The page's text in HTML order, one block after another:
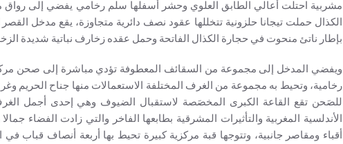
مشربية احتلت أعالي الطابق العلوي وحشر أسفلها سلم رخامي يفضي إلى
الكذال حملت تيجانا حلزونية تتخللها عقود نصف دائرية متجاوزة، يقع مدخل
بإطار ناتئ منحوت في حجارة الكذال الفاتحة وحمل عقده زخارف نباتية شديدة
ويفضي المدخل إلى مجموعة من السقائف المعطوفة تؤدي مباشرة إلى صحن
رخامية، وتحيط به مجموعة من الغرف المختلفة الاستعمالات منها جناح الحريم
للصَحن تقع القاعة الكبرى المخصَصة لاستقبال الضيوف وهي إحدى أجمل الغرف
الأندلسية المغربية والتأثيرات المشرقية بطابعها الفاخر والتي زادت الفضاء
أقباء ومقاصر جانبية، وتتوجها قبة مركزية كبيرة تحيط بها أربعة أنصاف قباب